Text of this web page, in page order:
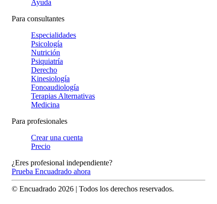
Ayuda
Para consultantes
Especialidades
Psicología
Nutrición
Psiquiatría
Derecho
Kinesiología
Fonoaudiología
Terapias Alternativas
Medicina
Para profesionales
Crear una cuenta
Precio
¿Eres profesional independiente?
Prueba Encuadrado ahora
© Encuadrado 2026 | Todos los derechos reservados.